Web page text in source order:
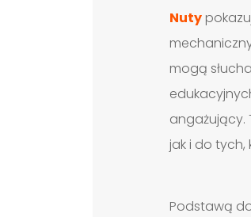
Nuty
mogą
angażujący.
jak i do
Podstawą